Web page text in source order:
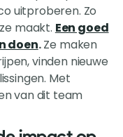
uitproberen. Zo
maakt. Een goed
doen.Ze maken
vinden nieuwe
Met
van dit team